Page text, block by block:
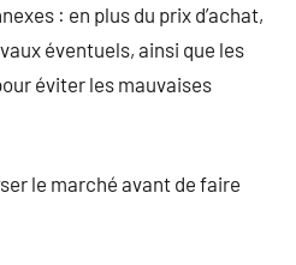
: en plus du prix d’achat,
éventuels, ainsi que les
éviter les mauvaises
le marché avant de faire